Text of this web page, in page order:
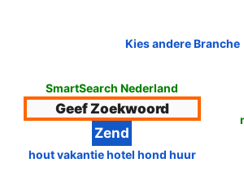
Kies andere Branche
SmartSearch Nederland
hout vakantie hotel hond huur